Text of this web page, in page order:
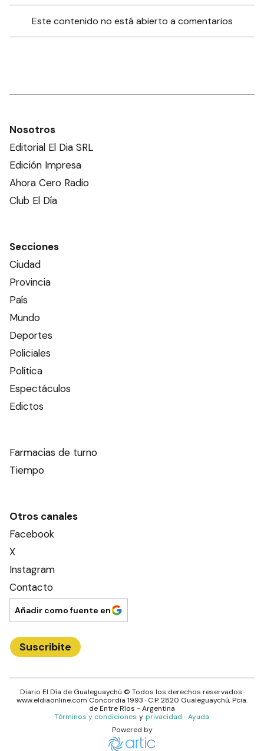
Este contenido no está abierto a comentarios
Nosotros
Editorial El Dia SRL
Edición Impresa
Ahora Cero Radio
Club El Día
Secciones
Ciudad
Provincia
País
Mundo
Deportes
Policiales
Política
Espectáculos
Edictos
Farmacias de turno
Tiempo
Otros canales
Facebook
X
Instagram
Contacto
Añadir como fuente en
Suscribite
Diario El Día de Gualeguaychú © Todos los derechos reservados.·
www.eldiaonline.com Concordia 1993 · C.P.2820 Gualeguaychú, Pcia.
deEntre Ríos - Argentina
Términos y condiciones y privacidad · Ayuda
Powered by